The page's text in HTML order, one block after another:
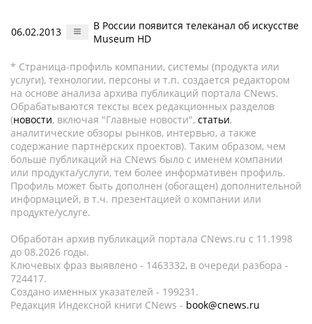
06.02.2013
В России появится телеканал об искусстве
Museum HD
* Страница-профиль компании, системы (продукта или
услуги), технологии, персоны и т.п. создается редактором
на основе анализа архива публикаций портала CNews.
Обрабатываются тексты всех редакционных разделов
(новости, включая "Главные новости", статьи,
аналитические обзоры рынков, интервью, а также
содержание партнёрских проектов). Таким образом, чем
больше публикаций на CNews было с именем компании
или продукта/услуги, тем более информативен профиль.
Профиль может быть дополнен (обогащен) дополнительной
информацией, в т.ч. презентацией о компании или
продукте/услуге.
Обработан архив публикаций портала CNews.ru c 11.1998
до 08.2026 годы.
Ключевых фраз выявлено - 1463332, в очереди разбора -
724417.
Создано именных указателей - 199231.
Редакция Индексной книги CNews - book@cnews.ru